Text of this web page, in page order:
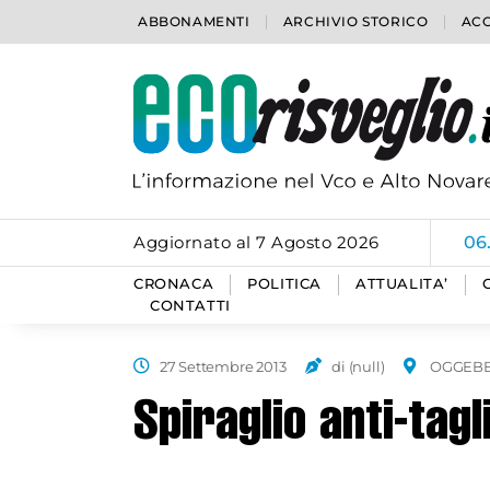
ABBONAMENTI ARCHIVIO STORICO
Aggiornato al 7 Agosto 2026
CRONACA POLITICA ATTUALITA’
CONTATTI
27 Settembre 2013 di (null)
Spiraglio anti-